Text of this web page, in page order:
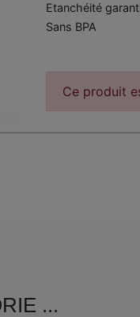
Etanchéité
Sans BPA
Ce produit
...